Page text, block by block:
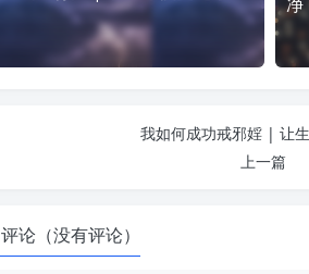
我如何成功戒邪婬 | 让
上一篇
评论（没有评论）